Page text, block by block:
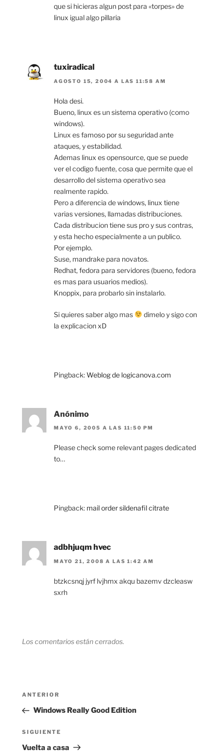
que si hicieras algun post para «torpes» de
linux igual algo pillaria
tuxiradical
AGOSTO 15, 2004 A LAS 11:58 AM
Hola desi.
Bueno, linux es un sistema operativo (como
windows).
Linux es famoso por su seguridad ante
ataques, y estabilidad.
Ademas linux es opensource, que se puede
ver el codigo fuente, cosa que permite que el
desarrollo del sistema operativo sea
realmente rapido.
Pero a diferencia de windows, linux tiene
varias versiones, llamadas distribuciones.
Cada distribucion tiene sus pro y sus contras,
y esta hecho especialmente a un publico.
Por ejemplo.
Suse, mandrake para novatos.
Redhat, fedora para servidores (bueno, fedora
es mas para usuarios medios).
Knoppix, para probarlo sin instalarlo.
Si quieres saber algo mas
dimelo y sigo con
la explicacion xD
Pingback:Weblog de logicanova.com
Anónimo
MAYO 6, 2005 A LAS 11:50 PM
Please check some relevant pages dedicated
to…
Pingback: mail order sildenafil citrate
adbhjuqm hvec
MAYO 21, 2008 A LAS 1:42 AM
btzkcsnqj jyrf lvjhmx akqu bazemv dzcleasw
sxrh
Los comentarios están cerrados.
Navegación
entradas
Entrada
anterior:
ANTERIOR
Windows Really Good Edition
Siguiente
entrada
SIGUIENTE
Vuelta a casa